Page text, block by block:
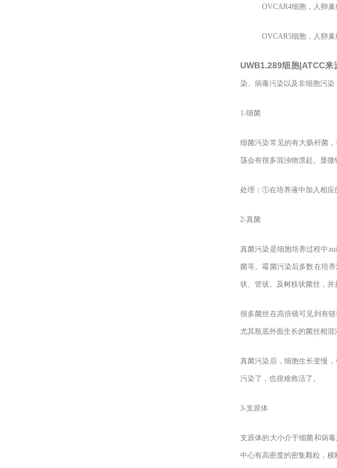
OVCAR4细胞，人卵巢
OVCAR5细胞，人卵巢
UWB1.289细胞|ATCC
染、病毒污染以及非细胞污染
1-细菌
细菌污染常见的有大肠杆菌
荡会有很多混浊物漂起。显
处理：①在培养液中加入相应
2-真菌
真菌污染是细胞培养过程中
菌等。霉菌污染后多数在培
状、管状、及树枝状菌丝，并
很多菌丝在高倍镜可见到有
尤其瓶底外面生长的菌丝相混
真菌污染后，细胞生长变慢
污染了，也很难救活了。
3-支原体
支原体的大小介于细菌和病
中心有高密度的密集颗粒，横